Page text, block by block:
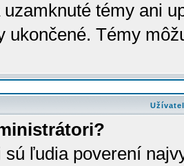
témy ani
ukončené. Témy
sú ľudia poverení